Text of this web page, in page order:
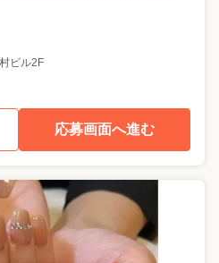
ビル2F
応募画面へ進む